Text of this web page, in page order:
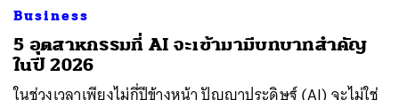
Business
5 อุตสาหกรรมที่ AI จะเข้ามามีบทบาทสำคัญ
ในปี 2026
ในช่วงเวลาเพียงไม่กี่ปีข้างหน้า ปัญญาประดิษฐ์ (AI) จะไม่ใช่